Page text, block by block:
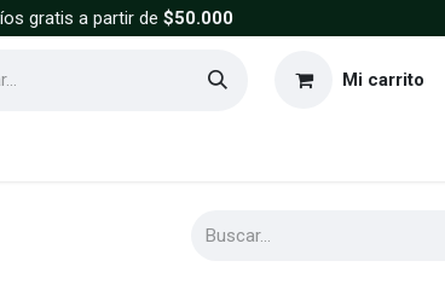
gratis a partir de $50.000
Mi carrito